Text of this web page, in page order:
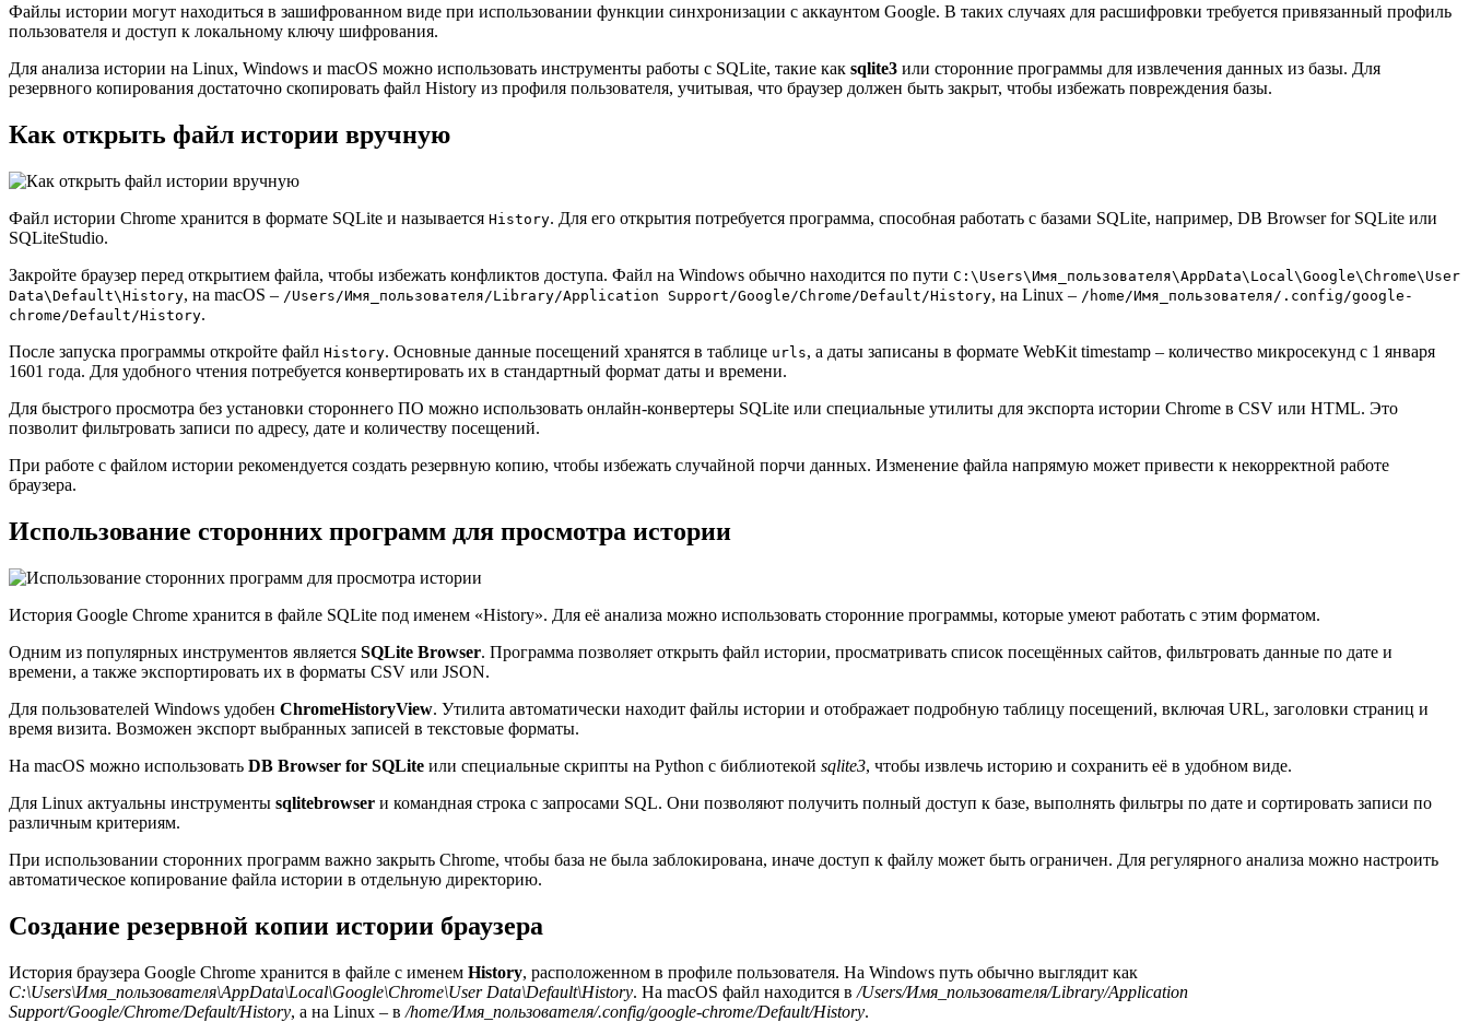
Файлы истории могут находиться в зашифрованном виде при использовании функции синхронизации с аккаунтом Google. В таких случаях для расшифровки требуется привязанный профиль
пользователя и доступ к локальному ключу шифрования.
Для анализа истории на Linux, Windows и macOS можно использовать инструменты работы с SQLite, такие как sqlite3 или сторонние программы для извлечения данных из базы. Для
резервного копирования достаточно скопировать файл History из профиля пользователя, учитывая, что браузер должен быть закрыт, чтобы избежать повреждения базы.
Как открыть файл истории вручную
Файл истории Chrome хранится в формате SQLite и называется History. Для его открытия потребуется программа, способная работать с базами SQLite, например, DB Browser for SQLite или
SQLiteStudio.
Закройте браузер перед открытием файла, чтобы избежать конфликтов доступа. Файл на Windows обычно находится по пути C:\Users\Имя_пользователя\AppData\Local\Google\Chrome\User
Data\Default\History, на macOS – /Users/Имя_пользователя/Library/Application Support/Google/Chrome/Default/History, на Linux – /home/Имя_пользователя/.config/google-
chrome/Default/History.
После запуска программы откройте файл History. Основные данные посещений хранятся в таблице urls, а даты записаны в формате WebKit timestamp – количество микросекунд с 1 января
1601 года. Для удобного чтения потребуется конвертировать их в стандартный формат даты и времени.
Для быстрого просмотра без установки стороннего ПО можно использовать онлайн-конвертеры SQLite или специальные утилиты для экспорта истории Chrome в CSV или HTML. Это
позволит фильтровать записи по адресу, дате и количеству посещений.
При работе с файлом истории рекомендуется создать резервную копию, чтобы избежать случайной порчи данных. Изменение файла напрямую может привести к некорректной работе
браузера.
Использование сторонних программ для просмотра истории
История Google Chrome хранится в файле SQLite под именем «History». Для её анализа можно использовать сторонние программы, которые умеют работать с этим форматом.
Одним из популярных инструментов является SQLite Browser. Программа позволяет открыть файл истории, просматривать список посещённых сайтов, фильтровать данные по дате и
времени, а также экспортировать их в форматы CSV или JSON.
Для пользователей Windows удобен ChromeHistoryView. Утилита автоматически находит файлы истории и отображает подробную таблицу посещений, включая URL, заголовки страниц и
время визита. Возможен экспорт выбранных записей в текстовые форматы.
На macOS можно использовать DB Browser for SQLite или специальные скрипты на Python с библиотекой sqlite3, чтобы извлечь историю и сохранить её в удобном виде.
Для Linux актуальны инструменты sqlitebrowser и командная строка с запросами SQL. Они позволяют получить полный доступ к базе, выполнять фильтры по дате и сортировать записи по
различным критериям.
При использовании сторонних программ важно закрыть Chrome, чтобы база не была заблокирована, иначе доступ к файлу может быть ограничен. Для регулярного анализа можно настроить
автоматическое копирование файла истории в отдельную директорию.
Создание резервной копии истории браузера
История браузера Google Chrome хранится в файле с именем History, расположенном в профиле пользователя. На Windows путь обычно выглядит как
C:\Users\Имя_пользователя\AppData\Local\Google\Chrome\User Data\Default\History. На macOS файл находится в /Users/Имя_пользователя/Library/Application
Support/Google/Chrome/Default/History, а на Linux – в /home/Имя_пользователя/.config/google-chrome/Default/History.